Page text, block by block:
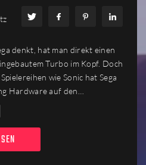
denkt, hat man direkt einen
Turbo im Kopf. Doch
wie Sonic hat Sega
Hardware auf den…